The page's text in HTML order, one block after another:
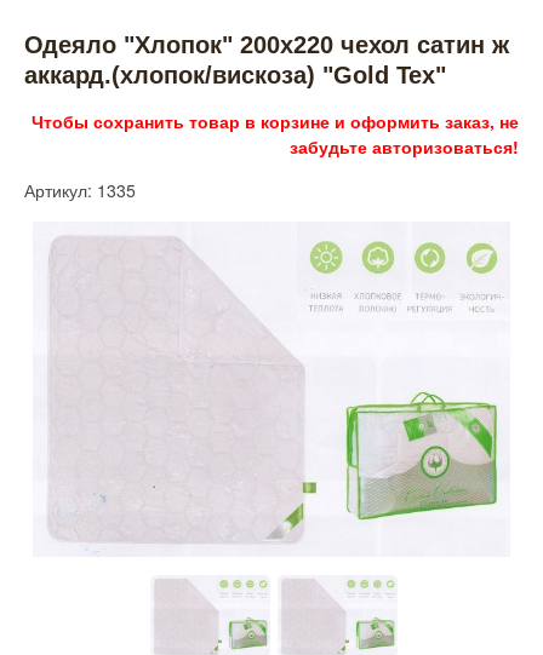
Одеяло "Хлопок" 200х220 чехол сатин ж
аккард.(хлопок/вискоза) "Gold Tex"
Чтобы сохранить товар в корзине и оформить заказ, не
забудьте авторизоваться!
Артикул: 1335